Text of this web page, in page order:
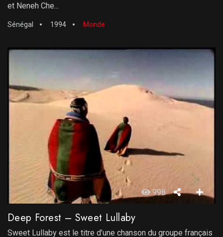
et Neneh Che...
Sénégal 1994 Monde
998
Deep Forest – Sweet Lullaby
Sweet Lullaby est le titre d’une chanson du groupe français